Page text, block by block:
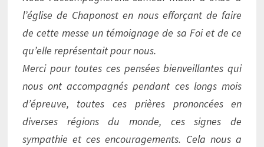
l’église de Chaponost en nous efforçant de faire
de cette messe un témoignage de sa Foi et de ce
qu’elle représentait pour nous.
Merci pour toutes ces pensées bienveillantes qui
nous ont accompagnés pendant ces longs mois
d’épreuve, toutes ces prières prononcées en
diverses régions du monde, ces signes de
sympathie et ces encouragements. Cela nous a